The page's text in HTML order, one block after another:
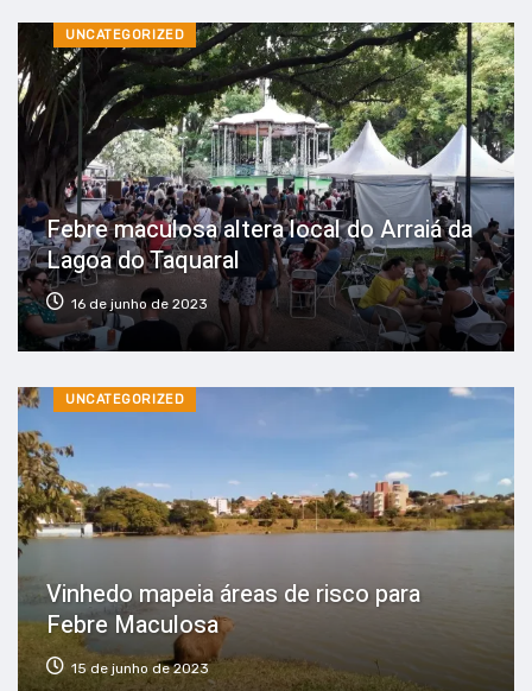
UNCATEGORIZED
Febre maculosa altera local do Arraiá da
Lagoa do Taquaral
16 de junho de 2023
UNCATEGORIZED
Vinhedo mapeia áreas de risco para
Febre Maculosa
15 de junho de 2023